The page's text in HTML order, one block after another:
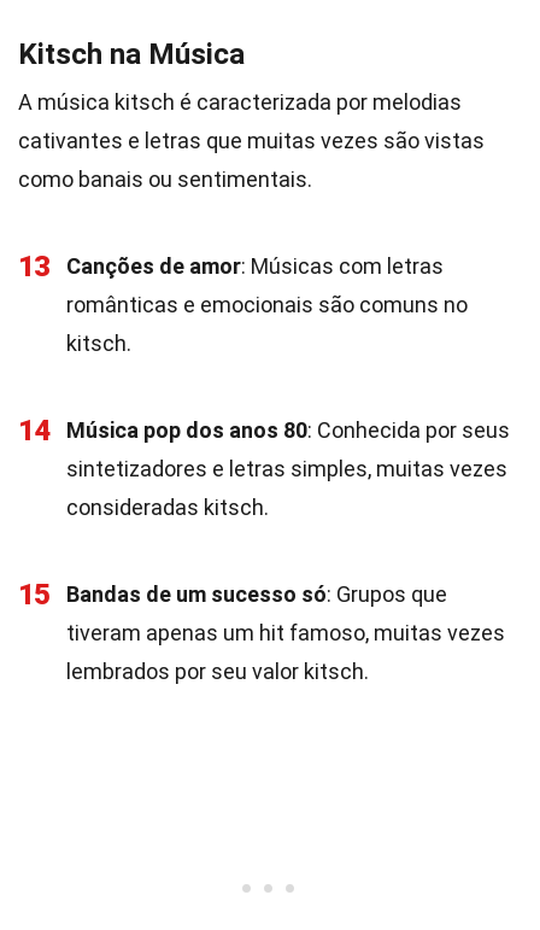
Kitsch na Música
A música kitsch é caracterizada por melodias
cativantes e letras que muitas vezes são vistas
como banais ou sentimentais.
13 Canções de amor: Músicas com letras
românticas e emocionais são comuns no
kitsch.
14 Música pop dos anos 80: Conhecida por seus
sintetizadores e letras simples, muitas vezes
consideradas kitsch.
15 Bandas de um sucesso só: Grupos que
tiveram apenas um hit famoso, muitas vezes
lembrados por seu valor kitsch.